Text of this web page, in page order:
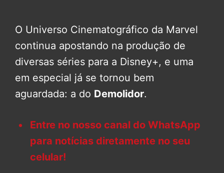
O Universo Cinematográfico da Marvel
continua apostando na produção de
diversas séries para a Disney+, e uma
em especial já se tornou bem
aguardada: a do Demolidor.
Entre no nosso canal do WhatsApp
para notícias diretamente no seu
celular!